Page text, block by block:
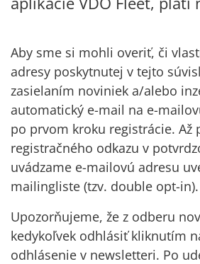
Aby sme si mohli overiť, či
adresy poskytnutej v tejto
zasielaním noviniek a/alebo
automatický e-mail na e-
po prvom kroku registrácie. Až
registračného odkazu v
uvádzame e-mailovú adresu
mailingliste (tzv. double opt-in).
Upozorňujeme, že z odberu
kedykoľvek odhlásiť kliknutím
odhlásenie v newsletteri. Po